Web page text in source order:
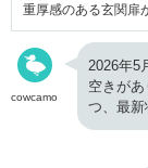
重厚感のある玄関扉
cowcamo
2026年5
空きが
つ、最新